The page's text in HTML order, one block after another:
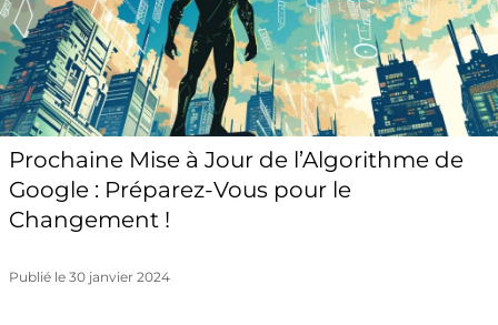
Prochaine Mise à Jour de l’Algorithme de
Google : Préparez-Vous pour le
Changement !
Publié le 30 janvier 2024